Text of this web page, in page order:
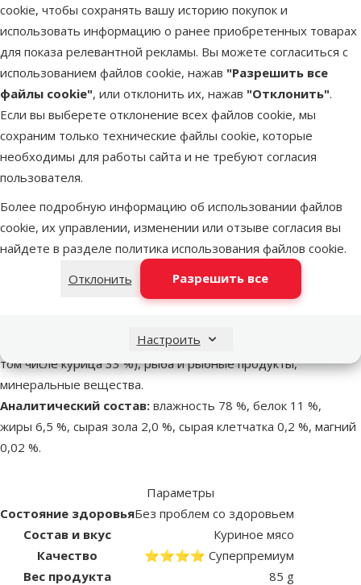
cookie, чтобы сохранять вашу историю покупок и
использовать информацию о ранее приобретенных товарах
для показа релевантной рекламы. Вы можете согласиться с
использованием файлов cookie, нажав "Разрешить все
файлы cookie", или отклонить их, нажав "Отклонить".
Если вы выберете отклонение всех файлов cookie, мы
сохраним только технические файлы cookie, которые
необходимы для работы сайта и не требуют согласия
пользователя.
Более подробную информацию об использовании файлов
cookie, их управлении, изменении или отзыве согласия вы
найдете в разделе политика использования файлов cookie.
Отклонить
Разрешить все
Настроить
Другие подобные продукты
Консервы для кошек – Miamor Pastete Chicken, 85 г
Описание Параметры
В начало страницы
superzoo.product.detail.content
Консервы для кошек – Miamor Pastete Chicken, 85 г
Полноценный влажный корм для кошек – паштет с курицей;
предотвратить образование струвитных камней;
Консервы изготавливаются по особой технологии,
позволяющей сохранить все витамины и полезные
Удобно и просто использовать. Ваша кошка обязательно
мясо и субпродукты животного происхождения (в
том числе курица 33 %), рыба и рыбные продукты,
минеральные вещества.
Аналитический состав: влажность 78 %, белок 11 %,
жиры 6,5 %, сырая зола 2,0 %, сырая клетчатка 0,2 %, магний
0,02 %.
Параметры
Состояние здоровьяБез проблем со здоровьем
Состав и вкус
Куриное мясо
Качество
⭐⭐⭐⭐ Суперпремиум
Вес продукта
85 g